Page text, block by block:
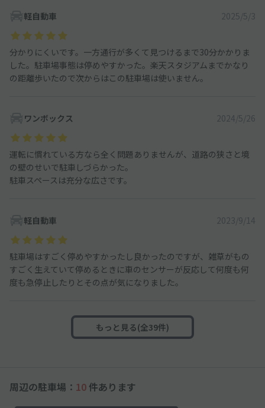
軽自動車 2025/5/3
分かりにくいです。一方通行が多くて見つけるまで30分かかりま
した。駐車場事態は停めやすかった。楽天スタジアムまでかなり
の距離歩いたので次からはこの駐車場は使いません。
ワンボックス 2024/5/26
運転に慣れている方なら全く問題ありませんが、道路の狭さと境
の壁のせいで駐車しづらかった。
駐車スペースは充分な広さです。
軽自動車 2023/9/14
駐車場はすごく停めやすかったし良かったのですが、雑草がもの
すごく生えていて停めるときに車のセンサーが反応して何度も何
度も急停止したりとその点が気になりました。
もっと見る(全39件)
周辺の駐車場： 10 件あります